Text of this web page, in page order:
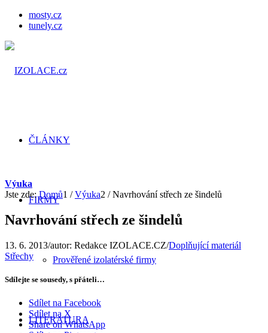
mosty.cz
tunely.cz
ČLÁNKY
FIRMY
Prověřené izolatérské firmy
LITERATURA
Výuka
Jste zde: Domů1 / Výuka2 / Navrhování střech ze šindelů
Navrhování střech ze šindelů
13. 6. 2013/autor: Redakce IZOLACE.CZ/Doplňující materiál
Střechy
Sdílejte se sousedy, s přáteli…
Sdílet na Facebook
Sdílet na X
Share on WhatsApp